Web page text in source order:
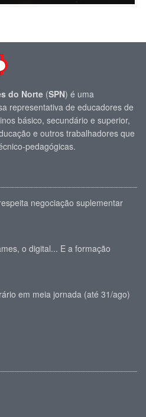
do Norte (SPN) é uma
representativa de educadores de
básico, secundário e superior,
e outros trabalhadores que
pedagógicas.
negociação suplementar
o digital... E a formação
em meia jornada (até 31/ago)